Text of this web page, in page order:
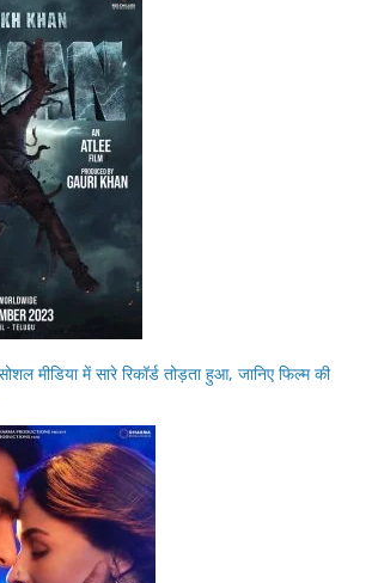
मीडिया में सारे रिकॉर्ड तोड़ता हुआ, जानिए फिल्म की